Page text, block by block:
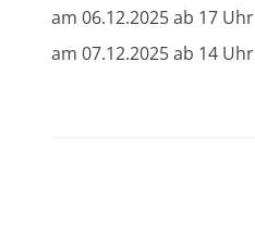
am 06.12.2025 ab 17 Uhr
am 07.12.2025 ab 14 Uhr